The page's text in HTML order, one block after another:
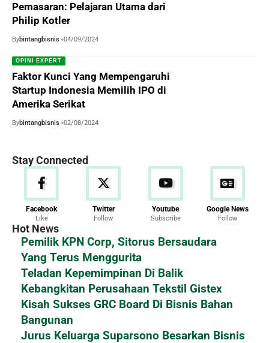
Pemasaran: Pelajaran Utama dari
Philip Kotler
Bybintangbisnis 04/09/2024
OPINI EXPERT
Faktor Kunci Yang Mempengaruhi
Startup Indonesia Memilih IPO di
Amerika Serikat
Bybintangbisnis 02/08/2024
Stay Connected
Facebook
Like
Twitter
Follow
Youtube
Subscribe
Google News
Follow
Hot News
Pemilik KPN Corp, Sitorus Bersaudara
Yang Terus Menggurita
Teladan Kepemimpinan Di Balik
Kebangkitan Perusahaan Tekstil Gistex
Kisah Sukses GRC Board Di Bisnis Bahan
Bangunan
Jurus Keluarga Suparsono Besarkan Bisnis